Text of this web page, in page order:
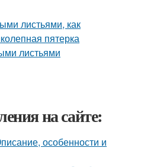
на сайте:
особенности и